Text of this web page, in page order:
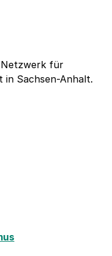
für
in Sachsen-Anhalt.